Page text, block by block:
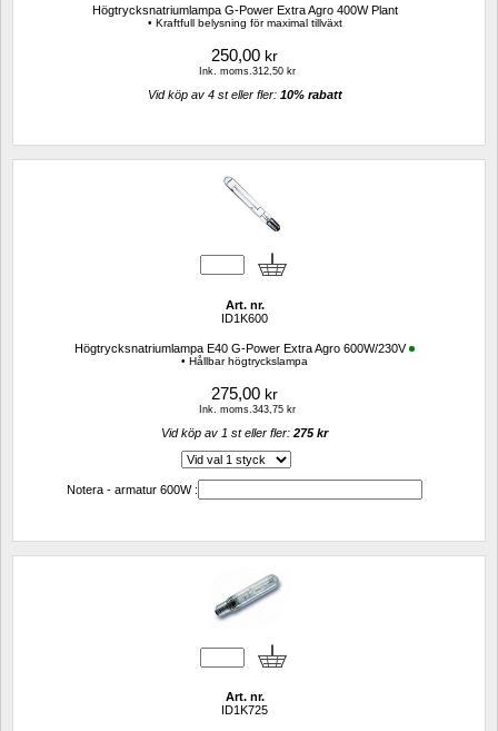
Högtrycksnatriumlampa G-Power Extra Agro 400W Plant
• Kraftfull belysning för maximal tillväxt
250,00 kr
Ink. moms.312,50 kr
Vid köp av 4 st eller fler: 10% rabatt
Art. nr.
ID1K600
Högtrycksnatriumlampa E40 G-Power Extra Agro 600W/230V
• Hållbar högtryckslampa
275,00 kr
Ink. moms.343,75 kr
Vid köp av 1 st eller fler: 275 kr
Notera - armatur 600W :
Art. nr.
ID1K725